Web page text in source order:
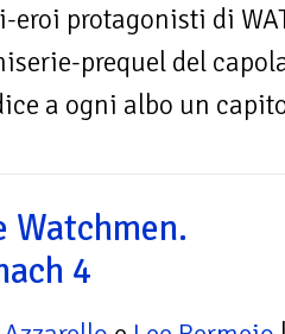
eroi protagonisti di
prequel del
a ogni albo un
Watchmen.
4